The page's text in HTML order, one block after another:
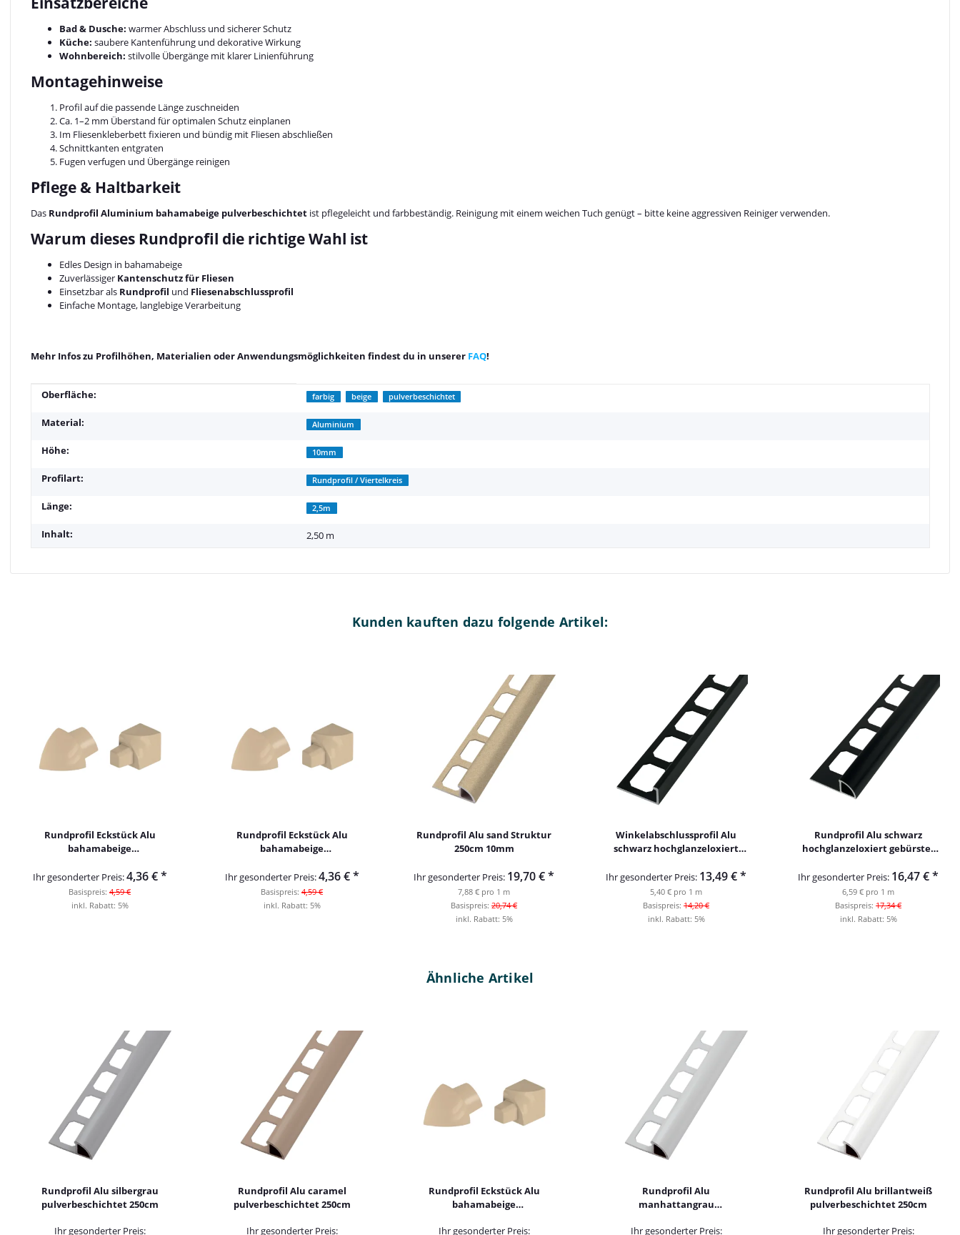
Bad & Dusche: warmer Abschluss und sicherer Schutz
Küche: saubere Kantenführung und dekorative Wirkung
Wohnbereich: stilvolle Übergänge mit klarer Linienführung
Montagehinweise
Profil auf die passende Länge zuschneiden
Ca. 1–2 mm Überstand für optimalen Schutz einplanen
Im Fliesenkleberbett fixieren und bündig mit Fliesen abschließen
Schnittkanten entgraten
Fugen verfugen und Übergänge reinigen
Pflege & Haltbarkeit
Das Rundprofil Aluminium bahamabeige pulverbeschichtet ist pflegeleicht und farbbeständig. Reinigung mit einem weichen Tuch genügt – bitte keine aggressiven Reiniger verwenden.
Warum dieses Rundprofil die richtige Wahl ist
Edles Design in bahamabeige
Zuverlässiger Kantenschutz für Fliesen
Einsetzbar als Rundprofil und Fliesenabschlussprofil
Einfache Montage, langlebige Verarbeitung
Mehr Infos zu Profilhöhen, Materialien oder Anwendungsmöglichkeiten findest du in unserer FAQ!
Produkteigenschaft
Wert
Oberfläche: farbig beige pulverbeschichtet
Material: Aluminium
Höhe: 10mm
Profilart: Rundprofil / Viertelkreis
Länge: 2,5m
Inhalt: 2,50 m
Kunden kauften dazu folgende Artikel:
Rundprofil Eckstück Alu
bahamabeige
Außenecke
Ihr gesonderter Preis:4,36 €*
Basispreis: 4,59 €
inkl. Rabatt: 5%
Rundprofil Eckstück Alu
bahamabeige
Innenecke
Ihr gesonderter Preis:4,36 €*
Basispreis: 4,59 €
inkl. Rabatt: 5%
Rundprofil Alu sand Struktur
250cm 10mm
Ihr gesonderter Preis: 19,70 €*
7,88 € pro 1 m
Basispreis: 20,74 €
inkl. Rabatt: 5%
Winkelabschlussprofil Alu
schwarz hochglanzeloxiert
Ihr gesonderter Preis: 13,49 €*
5,40 € pro 1 m
Basispreis: 14,20 €
inkl. Rabatt: 5%
Rundprofil Alu schwarz
hochglanzeloxiert gebürstet
Ihr gesonderter Preis: 16,47 €*
6,59 € pro 1 m
Basispreis: 17,34 €
inkl. Rabatt: 5%
Ähnliche Artikel
Rundprofil Alu silbergrau
pulverbeschichtet 250cm
Ihr gesonderter Preis:
Rundprofil Alu caramel
pulverbeschichtet 250cm
Ihr gesonderter Preis:
Rundprofil Eckstück Alu
bahamabeige
Ihr gesonderter Preis:
Rundprofil Alu
manhattangrau
Ihr gesonderter Preis:
Rundprofil Alu brillantweiß
pulverbeschichtet 250cm
Ihr gesonderter Preis: